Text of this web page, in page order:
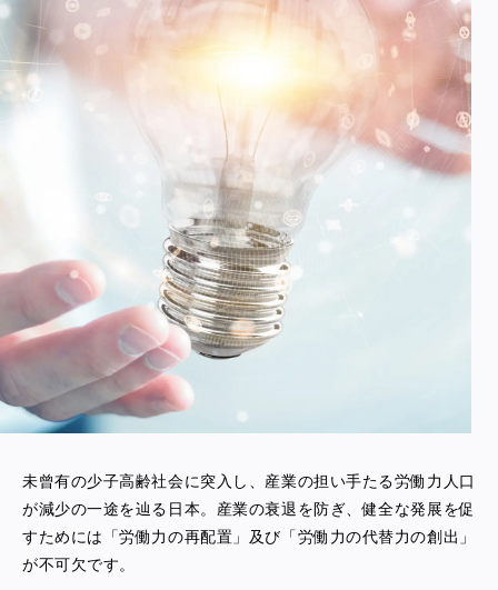
未曾有の少子高齢社会に突入し、産業の担い手たる労働力人口
が減少の一途を辿る日本。産業の衰退を防ぎ、健全な発展を促
すためには「労働力の再配置」及び「労働力の代替力の創出」
が不可欠です。